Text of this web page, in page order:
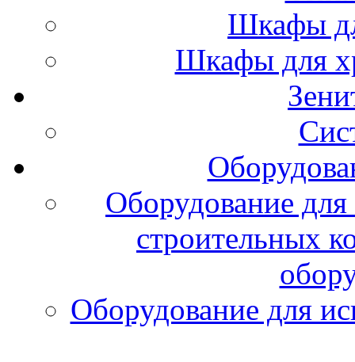
Шкафы
Шкафы для
Оборудование
строительных
Оборудование для